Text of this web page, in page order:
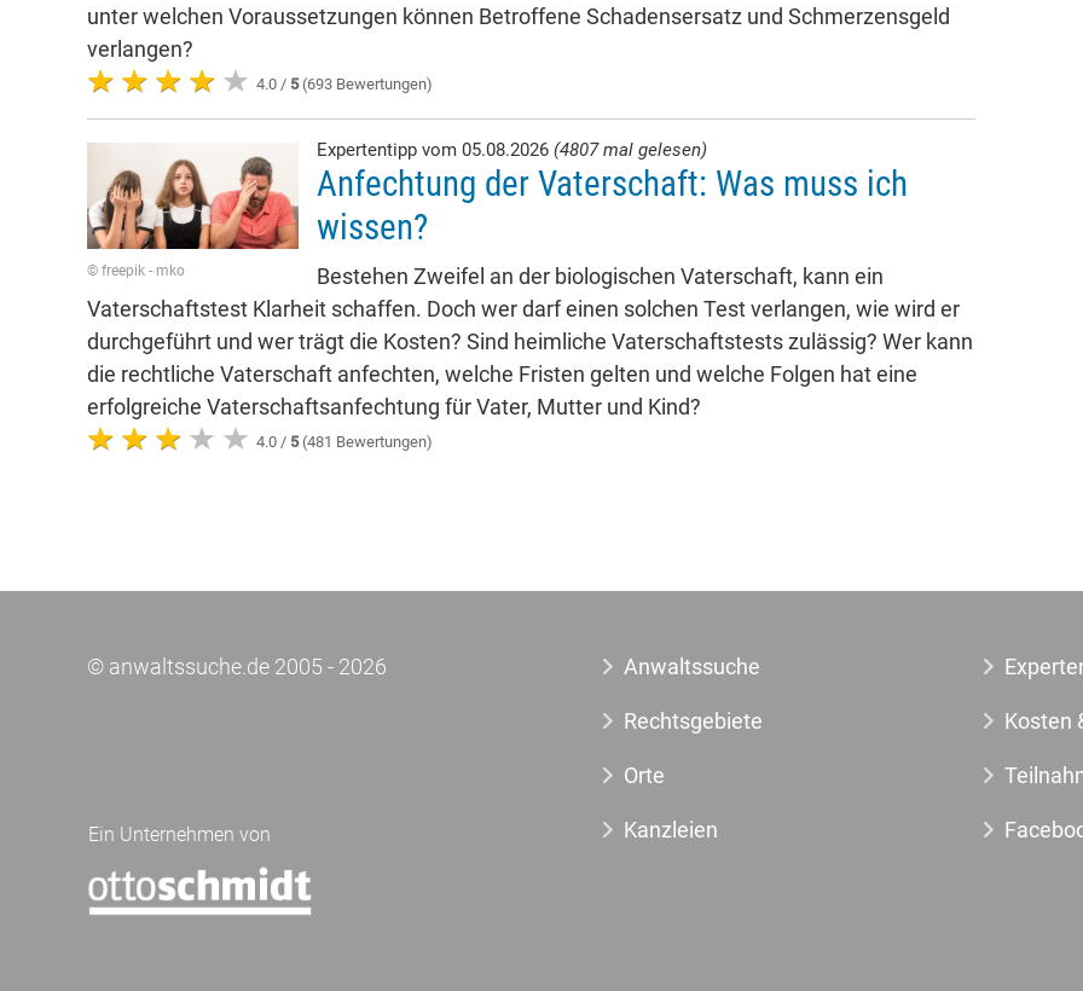
unter welchen Voraussetzungen können Betroffene Schadensersatz und Schmerzensgeld
verlangen?
4.0 / 5(693 Bewertungen)
© freepik - mko
Expertentipp vom 05.08.2026 (4807 mal gelesen)
Anfechtung der Vaterschaft: Was muss ich
wissen?
Bestehen Zweifel an der biologischen Vaterschaft, kann ein
Vaterschaftstest Klarheit schaffen. Doch wer darf einen solchen Test verlangen, wie wird er
durchgeführt und wer trägt die Kosten? Sind heimliche Vaterschaftstests zulässig? Wer kann
die rechtliche Vaterschaft anfechten, welche Fristen gelten und welche Folgen hat eine
erfolgreiche Vaterschaftsanfechtung für Vater, Mutter und Kind?
4.0 / 5(481 Bewertungen)
© anwaltssuche.de 2005 - 2026
Ein Unternehmen von
Anwaltssuche
Rechtsgebiete
Orte
Kanzleien
Kosten